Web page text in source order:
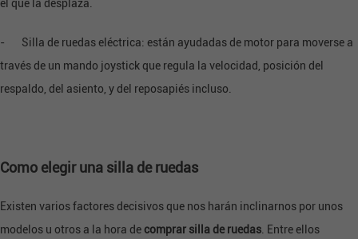
el que la desplaza.
- Silla de ruedas eléctrica: están ayudadas de motor para moverse a
través de un mando joystick que regula la velocidad, posición del
respaldo, del asiento, y del reposapiés incluso.
Como elegir una silla de ruedas
Existen varios factores decisivos que nos harán inclinarnos por unos
modelos u otros a la hora decomprar silla de ruedas. Entre ellos